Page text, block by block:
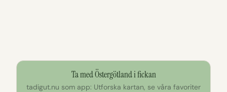
Ta med Östergötland i fickan
tadigut.nu som app: Utforska kartan, se våra favoriter